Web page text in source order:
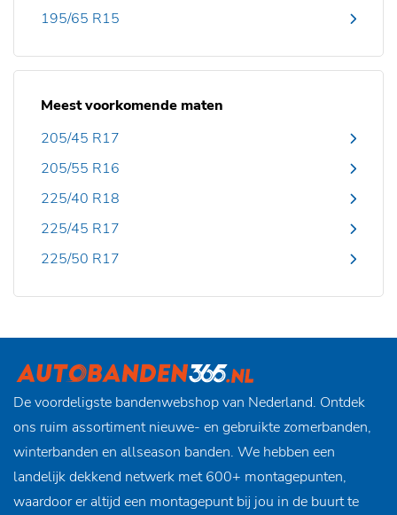
195/65 R15
Meest voorkomende maten
205/45 R17
205/55 R16
225/40 R18
225/45 R17
225/50 R17
De voordeligste bandenwebshop van Nederland. Ontdek
ons ruim assortiment nieuwe- en gebruikte zomerbanden,
winterbanden en allseason banden. We hebben een
landelijk dekkend netwerk met 600+ montagepunten,
waardoor er altijd een montagepunt bij jou in de buurt te